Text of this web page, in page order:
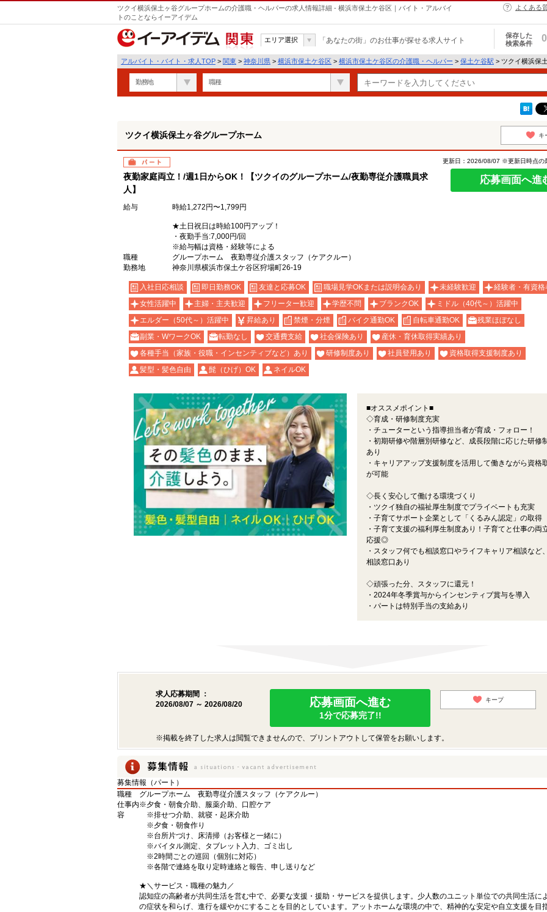
ツクイ横浜保土ヶ谷グループホームの介護職・ヘルパーの求人情報詳細 - 横浜市保土ケ谷区｜バイト・アルバイ
トのことならイーアイデム
よくある
関東
エリア選択 「あなたの街」のお仕事が探せる求人サイト
保存した
検索条件
0
アルバイト・バイト・求人TOP > 関東 > 神奈川県 > 横浜市保土ケ谷区 > 横浜市保土ケ谷区の介護職・ヘルパー > 保土ケ谷駅 > ツクイ横浜保
勤務地 職種
ツクイ横浜保土ヶ谷グループホーム キ
パート
夜勤家庭両立！/週1日からOK！【ツクイのグループホーム/夜勤専従介護職員求
人】
更新日：2026/08/07 ※更新日時点の
応募画面へ進
給与 時給1,272円〜1,799円
★土日祝日は時給100円アップ！
・夜勤手当:7,000円/回
※給与幅は資格・経験等による
職種
グループホーム 夜勤専従介護スタッフ（ケアクルー）
勤務地
神奈川県横浜市保土ケ谷区狩場町26-19
入社日応相談 即日勤務OK 友達と応募OK 職場見学OKまたは説明会あり 未経験歓迎
経験者・有資格
女性活躍中
主婦・主夫歓迎 フリーター歓迎 学歴不問 ブランクOK
ミドル（40代～）活躍中
エルダー（50代～）活躍中
昇給あり 禁煙・分煙 バイク通勤OK 自転車通勤OK
残業ほぼなし
副業・WワークOK
転勤なし 交通費支給 社会保険あり
産休・育休取得実績あり
各種手当（家族・役職・インセンティブなど）あり
研修制度あり 社員登用あり
資格取得支援制度あり
髪型・髪色自由
髭（ひげ）OK ネイルOK
■オススメポイント■
◇育成・研修制度充実
・チューターという指導担当者が育成・フォロー！
・初期研修や階層別研修など、成長段階に応じた研修
あり
・キャリアアップ支援制度を活用して働きながら資格
が可能
◇長く安心して働ける環境づくり
・ツクイ独自の福祉厚生制度でプライベートも充実
・子育てサポート企業として「くるみん認定」の取得
・子育て支援の福利厚生制度あり！子育てと仕事の両
応援◎
・スタッフ何でも相談窓口やライフキャリア相談など
相談窓口あり
◇頑張った分、スタッフに還元！
・2024年冬季賞与からインセンティブ賞与を導入
・パートは特別手当の支給あり
求人応募期間 ：
2026/08/07 ～ 2026/08/20
応募画面へ進む
1分で応募完了!!
キープ
※掲載を終了した求人は閲覧できませんので、プリントアウトして保管をお願いします。
募集情報（パート）
職種
グループホーム 夜勤専従介護スタッフ（ケアクルー）
仕事内
容
※夕食・朝食介助、服薬介助、口腔ケア
※排せつ介助、就寝・起床介助
※夕食・朝食作り
※台所片づけ、床清掃（お客様と一緒に）
※バイタル測定、タブレット入力、ゴミ出し
※2時間ごとの巡回（個別に対応）
※各階で連絡を取り定時連絡と報告、申し送りなど
★＼サービス・職種の魅力／
認知症の高齢者が共同生活を営む中で、必要な支援・援助・サービスを提供します。少人数のユニット単位での共同生活に
の症状を和らげ、進行を緩やかにすることを目的としています。アットホームな環境の中で、精神的な安定や自立支援を目